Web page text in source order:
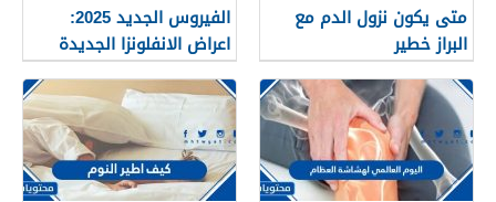
متى يكون نزول الدم مع
البراز خطير
الفيروس الجديد 2025:
اعراض الانفلونزا الجديدة
وطرق العلاج